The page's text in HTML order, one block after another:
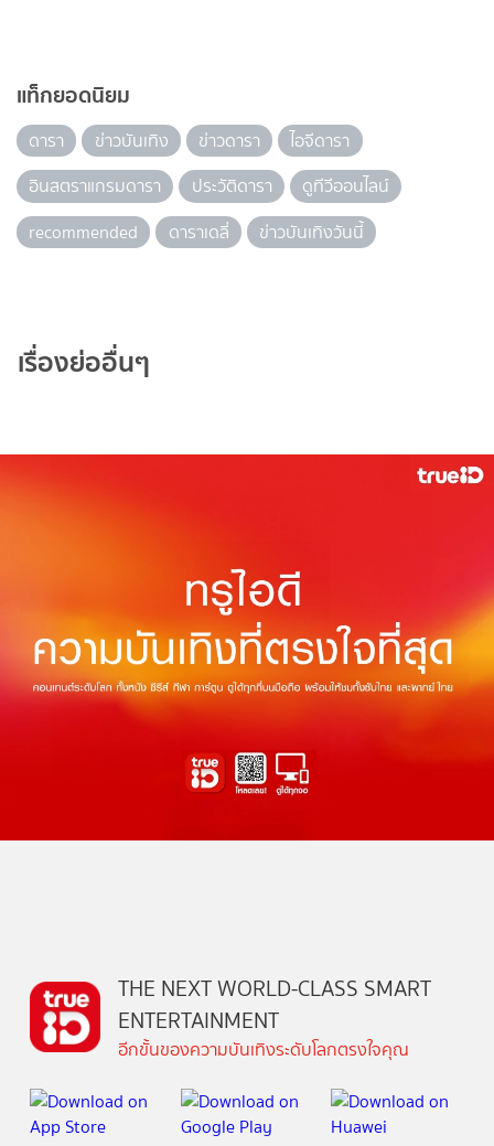
แท็กยอดนิยม
ดารา ข่าวบันเทิง ข่าวดารา
ไอจีดารา
อินสตราแกรมดารา
ประวัติดารา
ดูทีวีออนไลน์
recommended
ดาราเดลี่ ข่าวบันเทิงวันนี้
เรื่องย่ออื่นๆ
THE NEXT WORLD-CLASS SMART
ENTERTAINMENT
อีกขั้นของความบันเทิงระดับโลกตรงใจคุณ